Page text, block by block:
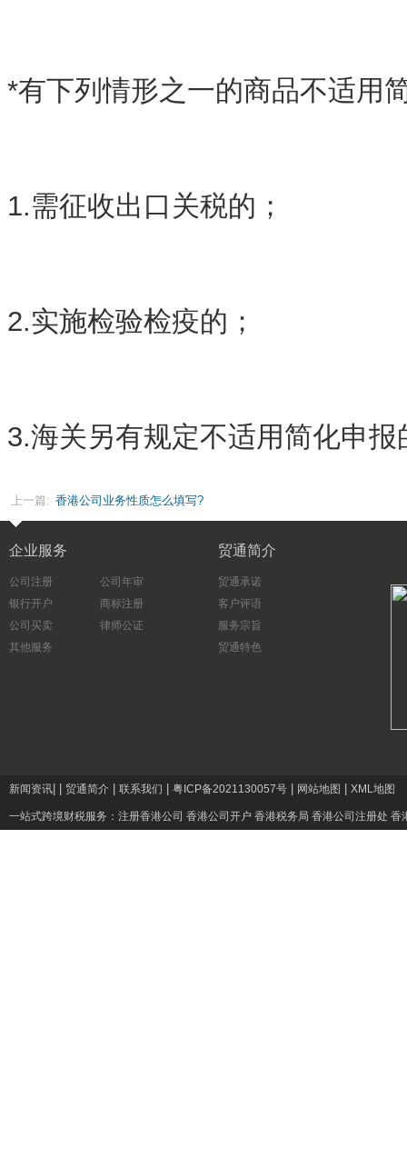
*有下列情形之一的商品不适用
1.需征收出口关税的；
2.实施检验检疫的；
3.海关另有规定不适用简化申报
上一篇: 香港公司业务性质怎么填写?
企业服务
公司注册
公司年审
银行开户
商标注册
公司买卖
律师公证
其他服务
贸通简介
贸通承诺
客户评语
服务宗旨
贸通特色
新闻资讯 贸通简介 联系我们 粤ICP备2021130057号 网站地图 XML地图
一站式跨境财税服务： 注册香港公司 香港公司开户 香港税务局 香港公司注册处 香